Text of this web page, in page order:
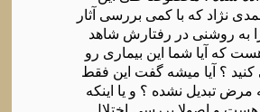
نژاد که با کمی بررسی آثار
به روشنی در رفتارش شاهد
که آیا شما این بیماری رو
کنید ؟ آیا میشه گفت این فقط
تبدیل نشده ؟ و یا اینکه